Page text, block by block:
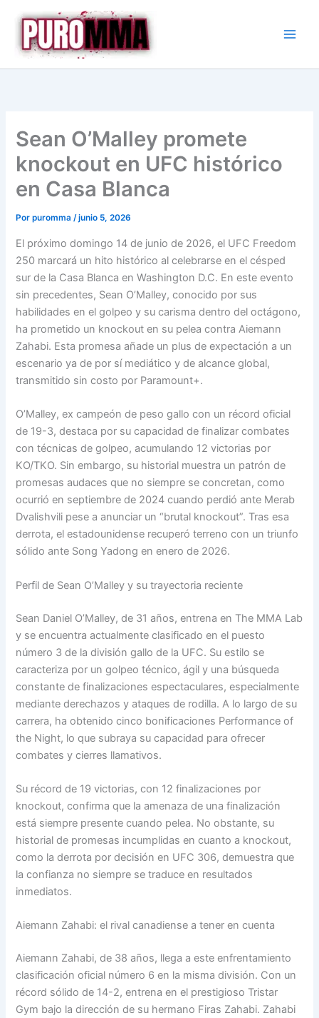
contenido
Sean O’Malley promete
knockout en UFC histórico
en Casa Blanca
Porpuromma/junio 5, 2026
El próximo domingo 14 de junio de 2026, el UFC Freedom
250 marcará un hito histórico al celebrarse en el césped
sur de la Casa Blanca en Washington D.C. En este evento
sin precedentes, Sean O’Malley, conocido por sus
habilidades en el golpeo y su carisma dentro del octágono,
ha prometido un knockout en su pelea contra Aiemann
Zahabi. Esta promesa añade un plus de expectación a un
escenario ya de por sí mediático y de alcance global,
transmitido sin costo por Paramount+.
O’Malley, ex campeón de peso gallo con un récord oficial
de 19-3, destaca por su capacidad de finalizar combates
con técnicas de golpeo, acumulando 12 victorias por
KO/TKO. Sin embargo, su historial muestra un patrón de
promesas audaces que no siempre se concretan, como
ocurrió en septiembre de 2024 cuando perdió ante Merab
Dvalishvili pese a anunciar un “brutal knockout”. Tras esa
derrota, el estadounidense recuperó terreno con un triunfo
sólido ante Song Yadong en enero de 2026.
Perfil de Sean O’Malley y su trayectoria reciente
Sean Daniel O’Malley, de 31 años, entrena en The MMA Lab
y se encuentra actualmente clasificado en el puesto
número 3 de la división gallo de la UFC. Su estilo se
caracteriza por un golpeo técnico, ágil y una búsqueda
constante de finalizaciones espectaculares, especialmente
mediante derechazos y ataques de rodilla. A lo largo de su
carrera, ha obtenido cinco bonificaciones Performance of
the Night, lo que subraya su capacidad para ofrecer
combates y cierres llamativos.
Su récord de 19 victorias, con 12 finalizaciones por
knockout, confirma que la amenaza de una finalización
está siempre presente cuando pelea. No obstante, su
historial de promesas incumplidas en cuanto a knockout,
como la derrota por decisión en UFC 306, demuestra que
la confianza no siempre se traduce en resultados
inmediatos.
Aiemann Zahabi: el rival canadiense a tener en cuenta
Aiemann Zahabi, de 38 años, llega a este enfrentamiento
clasificación oficial número 6 en la misma división. Con un
récord sólido de 14-2, entrena en el prestigioso Tristar
Gym bajo la dirección de su hermano Firas Zahabi. Zahabi